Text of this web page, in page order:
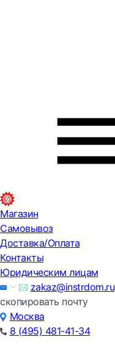
Магазин
Самовывоз
Доставка/Оплата
Контакты
Юридическим лицам
zakaz@instrdom.ru
скопировать почту
Москва
8 (495) 481-41-34